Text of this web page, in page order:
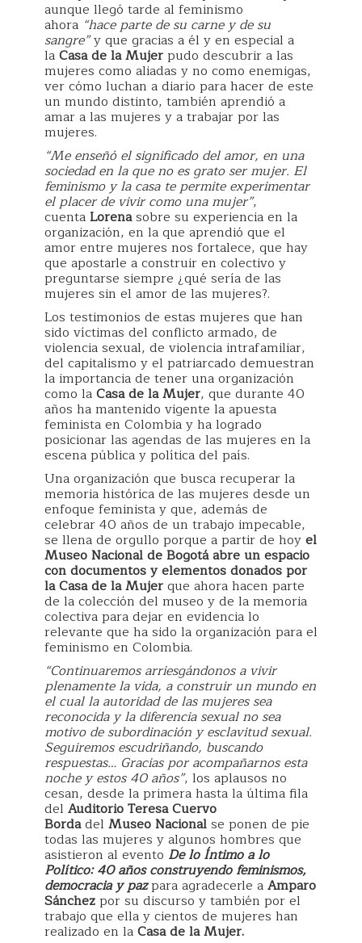
aunque llegó tarde al feminismo
ahora “hace parte de su carne y de su
sangre”y que gracias a él y en especial a
laCasa de la Mujerpudo descubrir a las
mujeres como aliadas y no como enemigas,
ver cómo luchan a diario para hacer de este
un mundo distinto, también aprendió a
amar a las mujeres y a trabajar por las
mujeres.
“Me enseñó el significado del amor, en una
sociedad en la que no es grato ser mujer. El
feminismo y la casa te permite experimentar
el placer de vivir como una mujer”,
cuentaLorenasobre su experiencia en la
organización, en la que aprendió que el
amor entre mujeres nos fortalece, que hay
que apostarle a construir en colectivo y
preguntarse siempre ¿qué sería de las
mujeres sin el amor de las mujeres?.
Los testimonios de estas mujeres que han
sido víctimas del conflicto armado, de
violencia sexual, de violencia intrafamiliar,
del capitalismo y el patriarcado demuestran
la importancia de tener una organización
como laCasa de la Mujer, que durante 40
años ha mantenido vigente la apuesta
feminista en Colombia y ha logrado
posicionar las agendas de las mujeres en la
escena pública y política del país.
Una organización que busca recuperar la
memoria histórica de las mujeres desde un
enfoque feminista y que, además de
celebrar 40 años de un trabajo impecable,
se llena de orgullo porque a partir de hoyel
Museo Nacional de Bogotá abre un espacio
con documentos y elementos donados por
la Casa de la Mujerque ahora hacen parte
de la colección del museo y de la memoria
colectiva para dejar en evidencia lo
relevante que ha sido la organización para el
feminismo en Colombia.
“Continuaremos arriesgándonos a vivir
plenamente la vida, a construir un mundo en
el cual la autoridad de las mujeres sea
reconocida y la diferencia sexual no sea
motivo de subordinación y esclavitud sexual.
Seguiremos escudriñando, buscando
respuestas… Gracias por acompañarnos esta
noche y estos 40 años”, los aplausos no
cesan, desde la primera hasta la última fila
del Auditorio Teresa Cuervo
Bordadel Museo Nacionalse ponen de pie
todas las mujeres y algunos hombres que
asistieron al evento De lo Íntimo a lo
Político: 40 años construyendo feminismos,
democracia y pazpara agradecerle aAmparo
Sánchezpor su discurso y también por el
trabajo que ella y cientos de mujeres han
realizado en laCasa de la Mujer.